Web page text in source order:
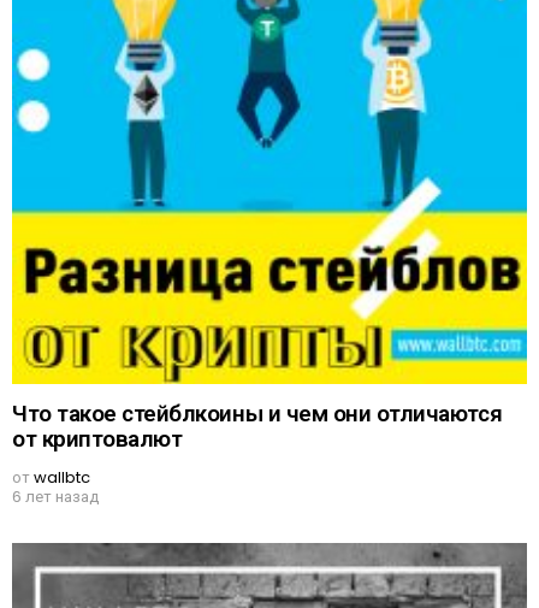
Что такое стейблкоины и чем они отличаются
от криптовалют
отwallbtc
6 лет назад